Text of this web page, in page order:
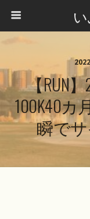
【RUN
100K40
瞬で